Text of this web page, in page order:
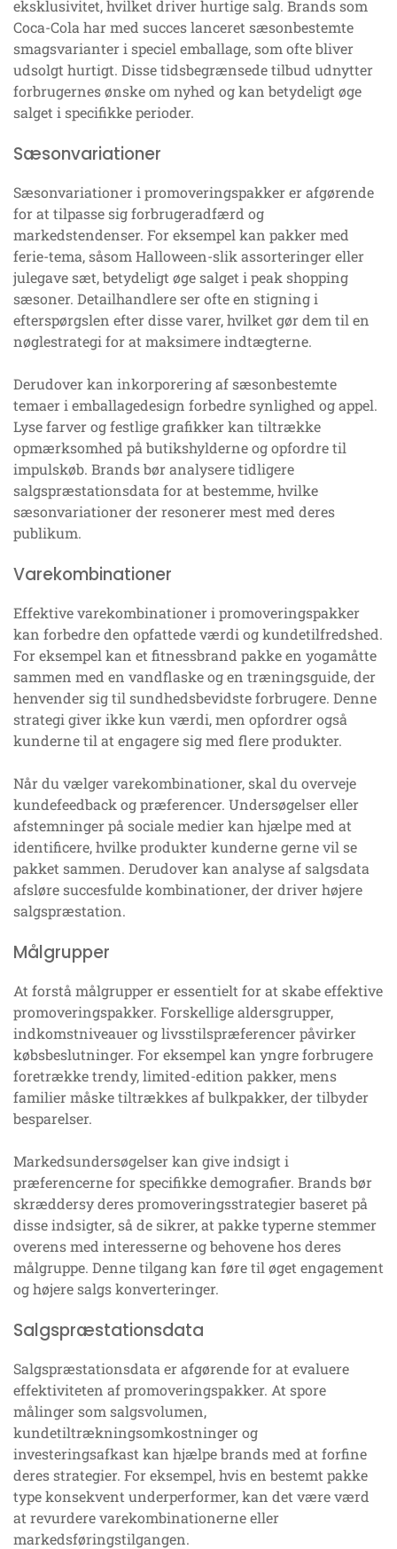
eksklusivitet, hvilket driver hurtige salg. Brands som
Coca-Cola har med succes lanceret sæsonbestemte
smagsvarianter i speciel emballage, som ofte bliver
udsolgt hurtigt. Disse tidsbegrænsede tilbud udnytter
forbrugernes ønske om nyhed og kan betydeligt øge
salget i specifikke perioder.
Sæsonvariationer
Sæsonvariationer i promoveringspakker er afgørende
for at tilpasse sig forbrugeradfærd og
markedstendenser. For eksempel kan pakker med
ferie-tema, såsom Halloween-slik assorteringer eller
julegave sæt, betydeligt øge salget i peak shopping
sæsoner. Detailhandlere ser ofte en stigning i
efterspørgslen efter disse varer, hvilket gør dem til en
nøglestrategi for at maksimere indtægterne.
Derudover kan inkorporering af sæsonbestemte
temaer i emballagedesign forbedre synlighed og appel.
Lyse farver og festlige grafikker kan tiltrække
opmærksomhed på butikshylderne og opfordre til
impulskøb. Brands bør analysere tidligere
salgspræstationsdata for at bestemme, hvilke
sæsonvariationer der resonerer mest med deres
publikum.
Varekombinationer
Effektive varekombinationer i promoveringspakker
kan forbedre den opfattede værdi og kundetilfredshed.
For eksempel kan et fitnessbrand pakke en yogamåtte
sammen med en vandflaske og en træningsguide, der
henvender sig til sundhedsbevidste forbrugere. Denne
strategi giver ikke kun værdi, men opfordrer også
kunderne til at engagere sig med flere produkter.
Når du vælger varekombinationer, skal du overveje
kundefeedback og præferencer. Undersøgelser eller
afstemninger på sociale medier kan hjælpe med at
identificere, hvilke produkter kunderne gerne vil se
pakket sammen. Derudover kan analyse af salgsdata
afsløre succesfulde kombinationer, der driver højere
salgspræstation.
Målgrupper
At forstå målgrupper er essentielt for at skabe effektive
promoveringspakker. Forskellige aldersgrupper,
indkomstniveauer og livsstilspræferencer påvirker
købsbeslutninger. For eksempel kan yngre forbrugere
foretrække trendy, limited-edition pakker, mens
familier måske tiltrækkes af bulkpakker, der tilbyder
besparelser.
Markedsundersøgelser kan give indsigt i
præferencerne for specifikke demografier. Brands bør
skræddersy deres promoveringsstrategier baseret på
disse indsigter, så de sikrer, at pakke typerne stemmer
overens med interesserne og behovene hos deres
målgruppe. Denne tilgang kan føre til øget engagement
og højere salgs konverteringer.
Salgspræstationsdata
Salgspræstationsdata er afgørende for at evaluere
effektiviteten af promoveringspakker. At spore
målinger som salgsvolumen,
kundetiltrækningsomkostninger og
investeringsafkast kan hjælpe brands med at forfine
deres strategier. For eksempel, hvis en bestemt pakke
type konsekvent underperformer, kan det være værd
at revurdere varekombinationerne eller
markedsføringstilgangen.